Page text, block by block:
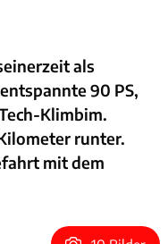
als
90 PS,
Klimbim.
runter.
mit dem